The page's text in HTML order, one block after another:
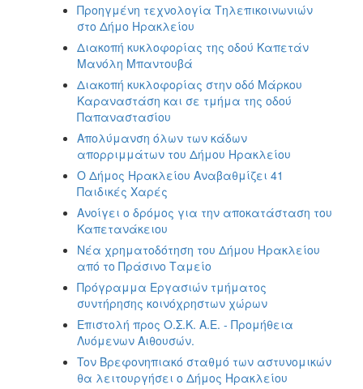
Προηγμένη τεχνολογία Τηλεπικοινωνιών
στο Δήμο Ηρακλείου
Διακοπή κυκλοφορίας της οδού Καπετάν
Μανόλη Μπαντουβά
Διακοπή κυκλοφορίας στην οδό Μάρκου
Καραναστάση και σε τμήμα της οδού
Παπαναστασίου
Απολύμανση όλων των κάδων
απορριμμάτων του Δήμου Ηρακλείου
O Δήμος Ηρακλείου Αναβαθμίζει 41
Παιδικές Χαρές
Ανοίγει ο δρόμος για την αποκατάσταση του
Καπετανάκειου
Νέα χρηματοδότηση του Δήμου Ηρακλείου
από το Πράσινο Ταμείο
Πρόγραμμα Εργασιών τμήματος
συντήρησης κοινόχρηστων χώρων
Επιστολή προς Ο.Σ.Κ. Α.Ε. - Προμήθεια
Λυόμενων Αιθουσών.
Toν Βρεφονηπιακό σταθμό των αστυνομικών
θα λειτουργήσει ο Δήμος Ηρακλείου